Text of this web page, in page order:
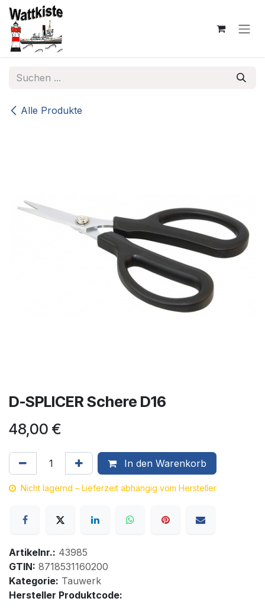
Zum Inhalt springen
Alle Produkte
D-SPLICER Schere D16
48,00 €
In den Warenkorb
Nicht lagernd – Lieferzeit abhängig vom Hersteller
Artikelnr.: 43985
GTIN: 8718531160200
Kategorie: Tauwerk
Hersteller Produktcode: